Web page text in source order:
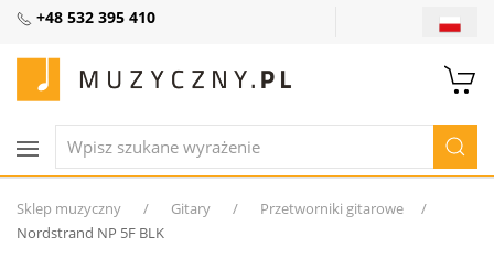
+48 532 395 410
Sklep muzyczny Gitary
Przetworniki gitarowe
Nordstrand NP 5F BLK